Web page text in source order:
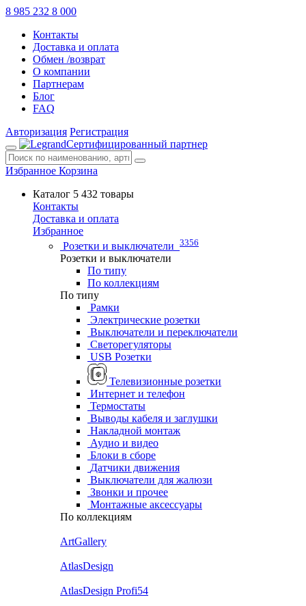
8 985 232 8 000
Контакты
Доставка и оплата
Обмен /возврат
О компании
Партнерам
Блог
FAQ
Авторизация Регистрация
Сертифицированный партнер
Избранное Корзина
Каталог 5 432 товары
Контакты
Доставка и оплата
Избранное
Розетки и выключатели 3356
Розетки и выключатели
По типу
По коллекциям
По типу
Рамки
Электрические розетки
Выключатели и переключатели
Светорегуляторы
USB Розетки
Телевизионные розетки
Интернет и телефон
Термостаты
Выводы кабеля и заглушки
Накладной монтаж
Аудио и видео
Блоки в сборе
Датчики движения
Выключатели для жалюзи
Звонки и прочее
Монтажные аксессуары
По коллекциям
ArtGallery
AtlasDesign
AtlasDesign Profi54